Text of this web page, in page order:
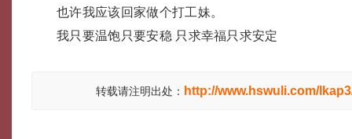
也许我应该回家做个打工妹。
我只要温饱只要安稳 只求幸福只求安定
转载请注明出处： http://www.hswuli.com/